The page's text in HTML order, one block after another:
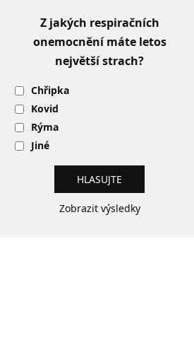
Z jakých respiračních
onemocnění máte letos
největší strach?
Chřipka
Kovid
Rýma
Jiné
Zobrazit výsledky